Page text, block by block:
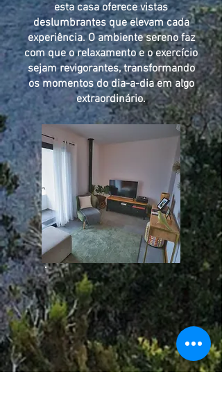
esta casa oferece vistas
deslumbrantes que elevam cada
experiência. O ambiente sereno faz
com que o relaxamento e o exercício
sejam revigorantes, transformando
os momentos do dia-a-dia em algo
extraordinário.